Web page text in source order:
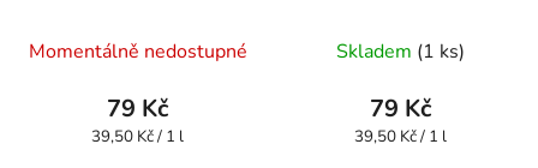
hodnocení
produktu
je
Momentálně nedostupné
79 Kč
Měrná
39,50 Kč / 1 l
hodnocení
produktu
je
Skladem (1 ks)
79 Kč
Měrná
39,50 Kč / 1 l